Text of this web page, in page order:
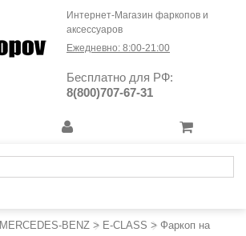
Интернет-Магазин фаркопов и
аксессуаров
Ежедневно: 8:00-21:00
Бесплатно для РФ:
8(800)707-67-31
MERCEDES-BENZ > E-CLASS > Фаркоп на